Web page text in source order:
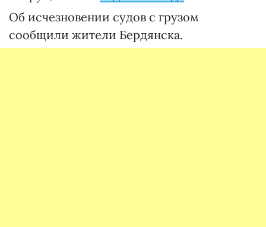
Об исчезновении судов с грузом
сообщили жители Бердянска.